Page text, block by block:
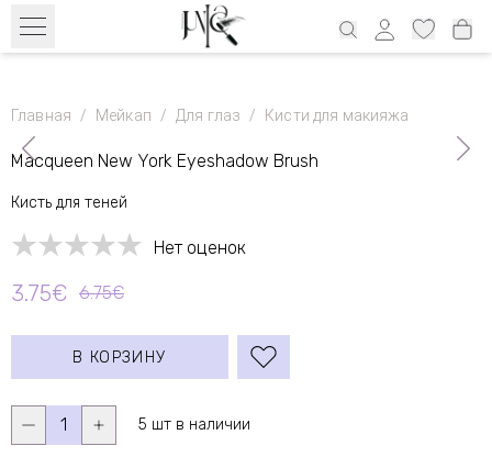
Бесплатный транспорт с 39€ по всей Эстонии и 69€ Латвия, 69€
Литва, 100€ Финляндия
Главная / Мейкап / Для глаз / Кисти для макияжа
Macqueen New York Eyeshadow Brush
Кисть для теней
Нет оценок
3.75€ 6.75€
В КОРЗИНУ
1 5 шт в наличии